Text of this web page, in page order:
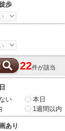
歩
22件が該当
い
本日
1週間以内
あり